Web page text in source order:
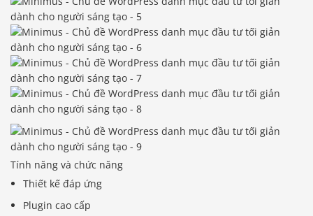
Tính năng và chức năng
Thiết kế đáp ứng
Plugin cao cấp